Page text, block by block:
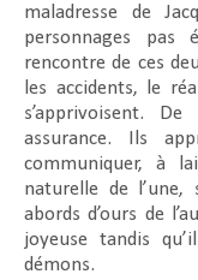
maladresse de
personnages
rencontre de ces
les accidents, le
s’apprivoisent.
assurance. Ils
communiquer, à
naturelle de
abords d’ours de
joyeuse tandis
démons.